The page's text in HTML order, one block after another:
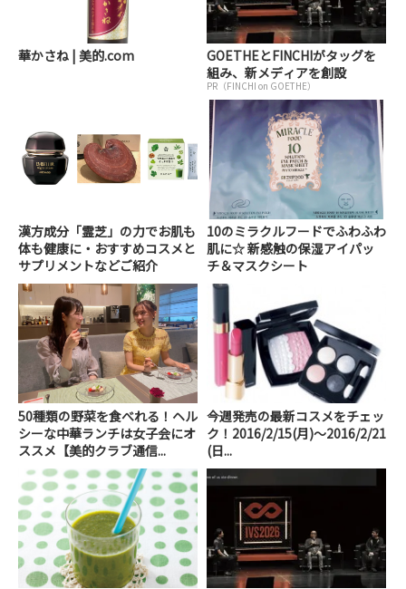
華かさね | 美的.com
GOETHEとFINCHIがタッグを
組み、新メディアを創設
PR（FINCHI on GOETHE）
漢方成分「霊芝」の力でお肌も
体も健康に・おすすめコスメと
サプリメントなどご紹介
10のミラクルフードでふわふわ
肌に☆ 新感触の保湿アイパッ
チ＆マスクシート
50種類の野菜を食べれる！ヘル
シーな中華ランチは女子会にオ
ススメ【美的クラブ通信...
今週発売の最新コスメをチェッ
ク！2016/2/15(月)～2016/2/21
(日...